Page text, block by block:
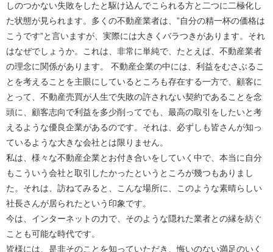
しのつかない失敗をしたと駆け込んでこられる方と二つに二極化し
た状態が見られます。多くの不動産業者は、”自分の精一杯の価格は
こうです”と言いますが、実際には大きくバラつきがあります。それ
はなぜでしょうか。これは、非常に単純で、たとえば、不動産業者
の理念に関係があります。 不動産企業の中には、利益をむさぶるこ
とを考えることを主眼にしているところも存在する一方で、顧客に
とって、不動産売買が人生で失敗の許されない契約であることを念
頭に、顧客志向で利益を多少削ってでも、最高の取引をしたいと考
えるような優良企業があるのです。それは、必ずしも皆さんが知っ
ているような大きな会社とは限りません。
私は、様々な不動産企業とお付き合いをしていく中で、本当に自分
もこういう会社と取引したかったというところが幾つもありまし
た。それは、訪ねてみると、こんな場所に、このような素晴らしい
社長さんが居られたという印象です。
今は、インターネットの力で、そのような隠れた業者との縁を紡ぐ
ことも可能な時代です。
皆様には、是非そのことを知っていただき、悔いのない満足のいく